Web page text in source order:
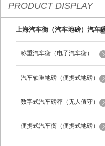
PRODUCT DISPLAY
上海汽车衡（汽车地磅）汽车
秤称重汽车衡（电子汽车衡）
汽车轴重地磅（便携式地磅）
数字式汽车磅秤（无人值守）
便携式汽车衡（便携式地磅）